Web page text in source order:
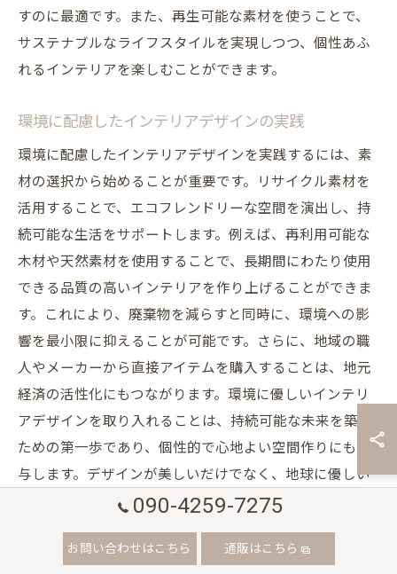
すのに最適です。また、再生可能な素材を使うことで、
サステナブルなライフスタイルを実現しつつ、個性あふ
れるインテリアを楽しむことができます。
環境に配慮したインテリアデザインの実践
環境に配慮したインテリアデザインを実践するには、素
材の選択から始めることが重要です。リサイクル素材を
活用することで、エコフレンドリーな空間を演出し、持
続可能な生活をサポートします。例えば、再利用可能な
木材や天然素材を使用することで、長期間にわたり使用
できる品質の高いインテリアを作り上げることができま
す。これにより、廃棄物を減らすと同時に、環境への影
響を最小限に抑えることが可能です。さらに、地域の職
人やメーカーから直接アイテムを購入することは、地元
経済の活性化にもつながります。環境に優しいインテリ
アデザインを取り入れることは、持続可能な未来を築く
ための第一歩であり、個性的で心地よい空間作りにも寄
与します。デザインが美しいだけでなく、地球に優しい
選択をすることで、未来の世代により良い環境を残すこ
090-4259-7275
お問い合わせはこちら 通販はこちら